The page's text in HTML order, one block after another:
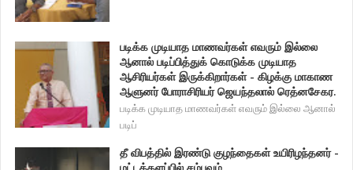
படிக்க முடியாத மாணவர்கள் எவரும் இல்லை
ஆனால் படிப்பித்துக் கொடுக்க முடியாத
ஆசிரியர்கள் இருக்கிறார்கள் - கிழக்கு மாகாண
ஆளுனர் போராசிரியர் ஜெயந்தலால் ரெத்னசேகர.
படிக்க முடியாத மாணவர்கள் எவரும் இல்லை ஆனால்
படிப்
தீ விபத்தில் இரண்டு குழந்தைகள் உயிரிழந்தனர் -